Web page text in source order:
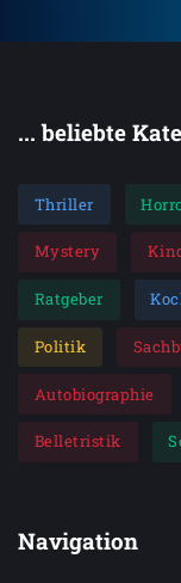
... beliebte
Thriller
Mystery
Ratgeber
Politik
Autobiographie
Belletristik
Navigation